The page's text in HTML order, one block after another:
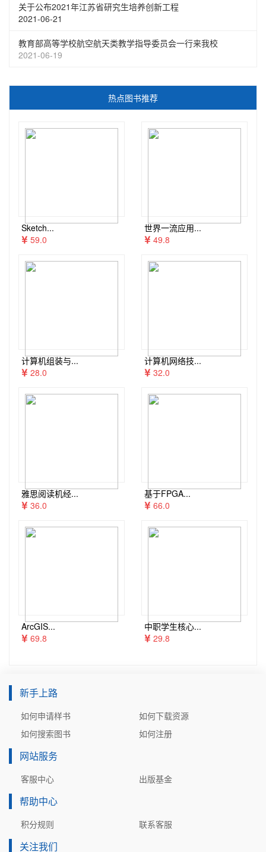
关于公布2021年江苏省研究生培养创新工程
2021-06-21
教育部高等学校航空航天类教学指导委员会一行来我校
2021-06-19
热点图书推荐
Sketch...
59.0
计算机组装与...
28.0
雅思阅读机经...
36.0
ArcGIS...
69.8
世界一流应用...
49.8
计算机网络技...
32.0
基于FPGA...
66.0
中职学生核心...
29.8
新手上路
如何申请样书
如何下载资源
如何搜索图书
如何注册
网站服务
客服中心 出版基金
帮助中心
积分规则 联系客服
关注我们